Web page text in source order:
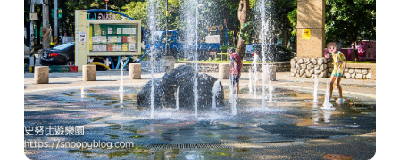
聯絡我們
APP下載